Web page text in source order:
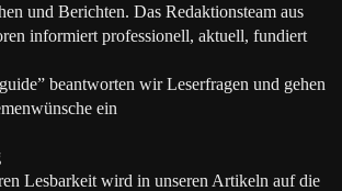
und Berichten. Das Redaktionsteam aus
informiert professionell, aktuell, fundiert
beantworten wir Leserfragen und gehen
ein
Lesbarkeit wird in unseren Artikeln auf die